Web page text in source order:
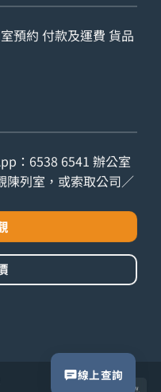
預約 付款及運費 貨品
： 6538 6541 辦公室
陳列室，或索取公司／
線上查詢